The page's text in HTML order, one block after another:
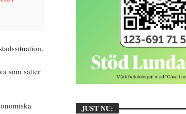
som sätter
JUST NU: